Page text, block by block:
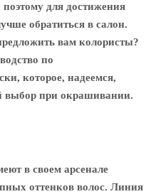
для достижения
обратиться в салон.
вам колористы?
по
которое, надеемся,
выбор при окрашивании.
в своем арсенале
оттенков волос. Линия